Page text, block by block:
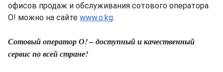
офисов продаж и обслуживания сотового оператора
О! можно на сайте www.o.kg.
Сотовый оператор О! – доступный и качественный
сервис по всей стране!